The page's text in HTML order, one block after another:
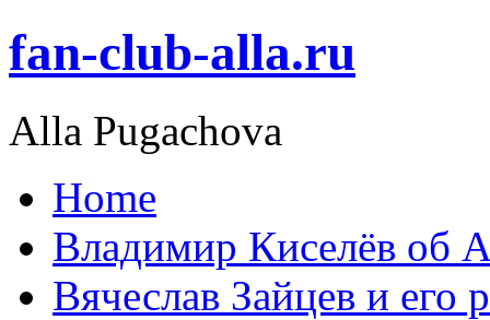
fan-club-alla.ru
Alla Pugachova
Home
Владимир Киселёв об
Вячеслав Зайцев и его